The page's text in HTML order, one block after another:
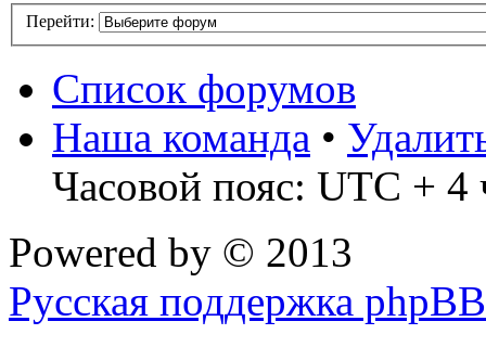
Перейти:
Список форумов
Наша команда •
Часовой пояс: UTC + 4
Powered by © 2013
Русская поддержка phpBB